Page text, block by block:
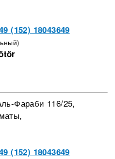
(152) 18043649
Фараби 116/25,
(152) 18043649